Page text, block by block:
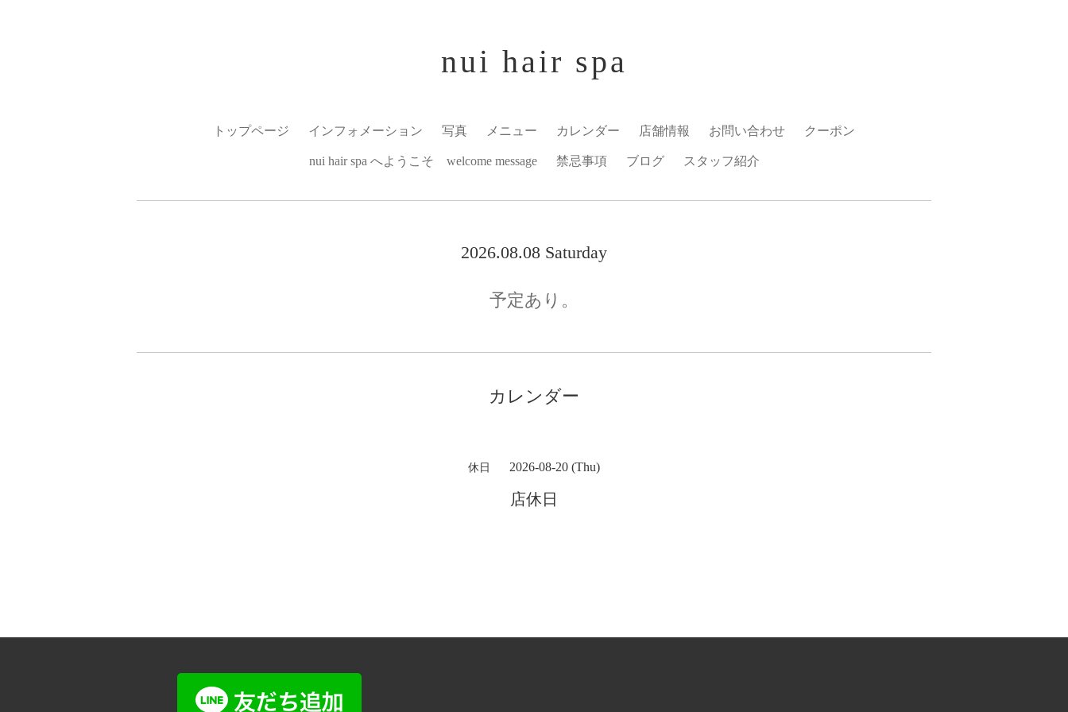
nui hair spa
トップページ インフォメーション 写真 メニュー カレンダー 店舗情報 お問い合わせ クーポン
nui hair spa へようこそ welcome message 禁忌事項 ブログ スタッフ紹介
2026.08.08 Saturday
予定あり。
カレンダー
休日 2026-08-20 (Thu)
店休日